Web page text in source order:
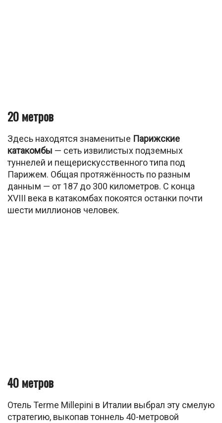
20 метров
Здесь находятся знаменитые Парижские
катакомбы — сеть извилистых подземных
туннелей и пещерискусственного типа под
Парижем. Общая протяжённость по разным
данным — от 187 до 300 километров. С конца
XVIII века в катакомбах покоятся останки почти
шести миллионов человек.
40 метров
Отель Terme Millepini в Италии выбрал эту смелую
стратегию, выкопав тоннель 40-метровой